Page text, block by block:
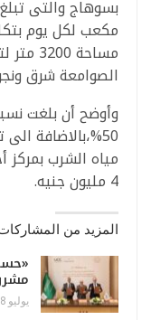
الصوامعة شرق
وأوضح أن بلغت
50%،بالاضافة
مياه الشرب بمركز
4 مليون جنيه.
المزيد من
يوليو 28, 2026